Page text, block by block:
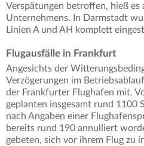
Verspätungen betroffen, hieß
Unternehmens. In Darmstadt
Linien A und AH komplett
Flugausfälle in Frankfurt
Angesichts der
Verzögerungen im
der Frankfurter Flughafen mit.
geplanten insgesamt rund 1100
nach Angaben einer
bereits rund 190 annulliert
gebeten, sich vor ihrem Flug zu